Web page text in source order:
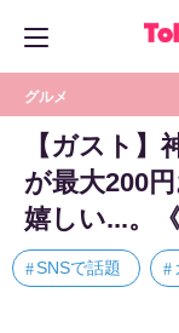
グルメ
【ガスト】
が最大200
嬉しい...。
SNSで話題